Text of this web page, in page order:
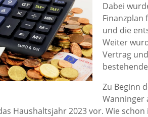
Dabei
Finanzplan
und die
Weiter
Vertrag
Zu Beginn
Wanninger
Haushaltsjahr 2023 vor. Wie